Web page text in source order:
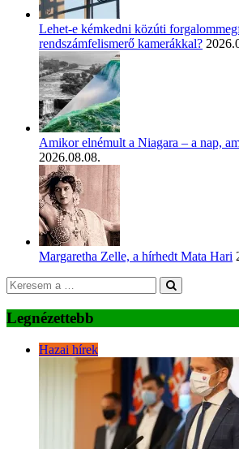
Lehet-e kémkedni közúti
rendszámfelismerő kamerákkal?
Amikor elnémult a Niagara – a nap,
2026.08.08.
Margaretha Zelle, a hírhedt Mata Hari
Legnézettebb
Hazai hírek